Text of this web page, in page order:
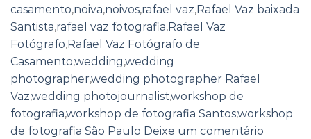
casamento,noiva,noivos,rafael vaz,Rafael Vaz baixada
Santista,rafael vaz fotografia,Rafael Vaz
Fotógrafo,Rafael Vaz Fotógrafo de
Casamento,wedding,wedding
photographer,wedding photographer Rafael
Vaz,wedding photojournalist,workshop de
fotografia,workshop de fotografia Santos,workshop
de fotografia São Paulo Deixe um comentário